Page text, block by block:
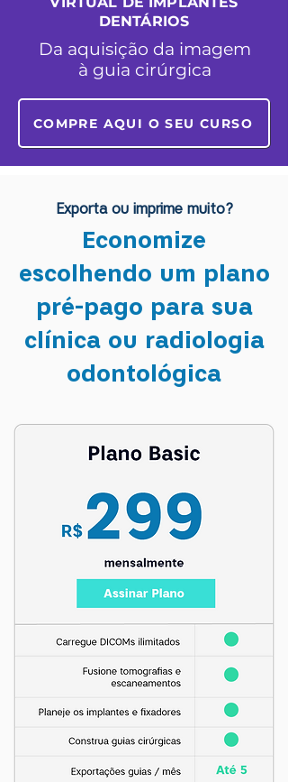
DENTÁRIOS
Da aquisição da imagem
à guia cirúrgica
COMPRE AQUI O SEU CURSO
Exporta ou imprime muito?
Economize
escolhendo um plano
pré-pago para sua
clínica ou radiologia
odontológica